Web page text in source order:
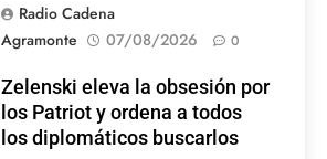
Radio Cadena
Agramonte
07/08/2026 0
Zelenski eleva la obsesión por
los Patriot y ordena a todos
los diplomáticos buscarlos